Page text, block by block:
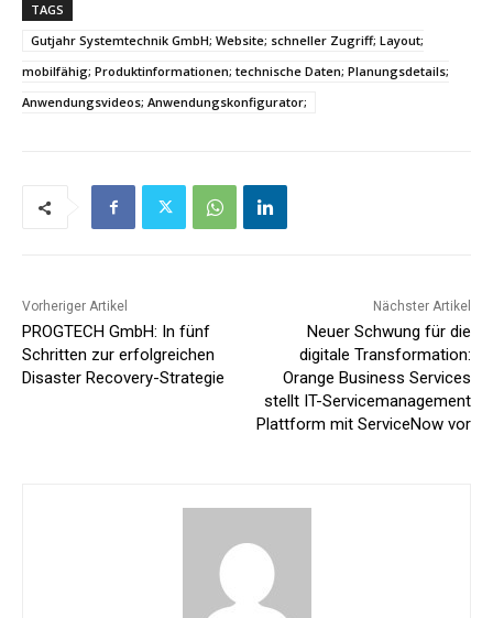
TAGS
Gutjahr Systemtechnik GmbH; Website; schneller Zugriff; Layout;
mobilfähig; Produktinformationen; technische Daten; Planungsdetails;
Anwendungsvideos; Anwendungskonfigurator;
Vorheriger Artikel
PROGTECH GmbH: In fünf
Schritten zur erfolgreichen
Disaster Recovery-Strategie
Nächster Artikel
Neuer Schwung für die
digitale Transformation:
Orange Business Services
stellt IT-Servicemanagement
Plattform mit ServiceNow vor